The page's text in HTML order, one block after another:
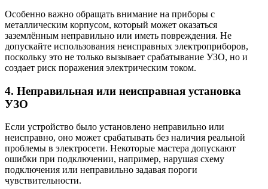
Особенно важно обращать внимание на приборы с
металлическим корпусом, который может оказаться
заземлённым неправильно или иметь повреждения. Не
допускайте использования неисправных электроприборов,
поскольку это не только вызывает срабатывание УЗО, но и
создает риск поражения электрическим током.
4. Неправильная или неисправная установка
УЗО
Если устройство было установлено неправильно или
неисправно, оно может срабатывать без наличия реальной
проблемы в электросети. Некоторые мастера допускают
ошибки при подключении, например, нарушая схему
подключения или неправильно задавая пороги
чувствительности.